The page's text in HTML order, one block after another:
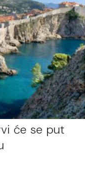
će se put